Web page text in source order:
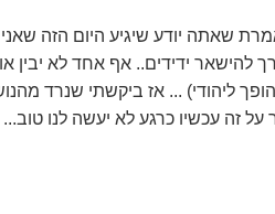
שאתה יודע שיגיע היום הזה שאני
להישאר ידידים.. אף אחד לא יבין
ליהודי) ... אז ביקשתי שנרד
על זה עכשיו כרגע לא יעשה לנו